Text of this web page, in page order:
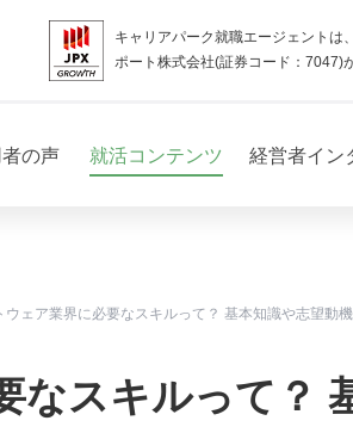
キャリアパーク就職エージェントは
ポート株式会社(証券コード：7047)
の声 就活コンテンツ 経営者イン
ウェア業界に必要なスキルって？ 基本知識や志望動機
なスキルって？